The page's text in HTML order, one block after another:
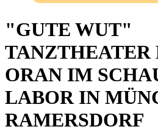
"GUTE WUT"
TANZTHEATER
ORAN IM
LABOR IN
RAMERSDORF